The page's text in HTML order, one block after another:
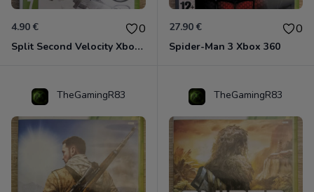
4.90 € 0
Split Second Velocity Xbox 360
27.90 € 0
Spider-Man 3 Xbox 360
TheGamingR83 TheGamingR83